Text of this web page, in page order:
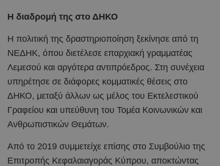
Η διαδρομή της στο ΔΗΚΟ
Η πολιτική της δραστηριοποίηση ξεκίνησε από τη
ΝΕΔΗΚ, όπου διετέλεσε επαρχιακή γραμματέας
Λεμεσού και αργότερα αντιπρόεδρος. Στη συνέχεια
υπηρέτησε σε διάφορες κομματικές θέσεις στο
ΔΗΚΟ, μεταξύ άλλων ως μέλος του Εκτελεστικού
Γραφείου και υπεύθυνη του Τομέα Κοινωνικών και
Ανθρωπιστικών Θεμάτων.
Από το 2019 συμμετείχε επίσης στο Συμβούλιο της
Επιτροπής Κεφαλαιαγοράς Κύπρου, αποκτώντας